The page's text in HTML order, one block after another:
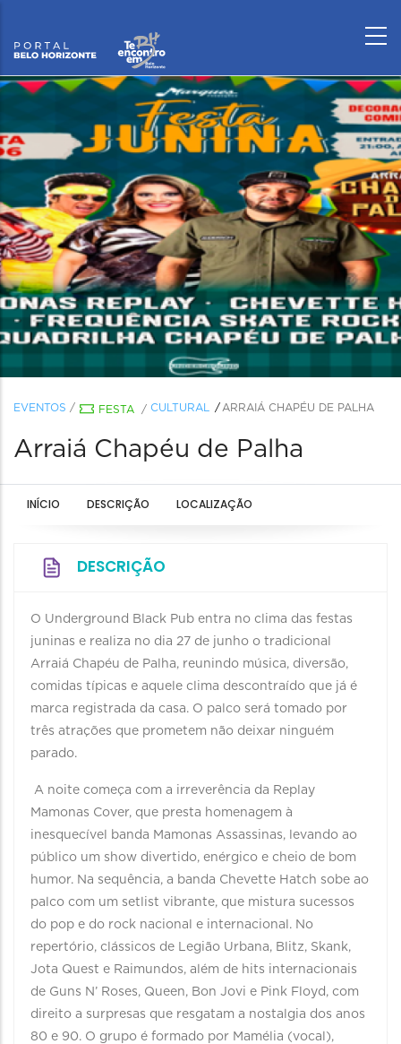
EVENTOS / FESTA / CULTURAL ARRAIÁ CHAPÉU DE PALHA
Arraiá Chapéu de Palha
INÍCIO DESCRIÇÃO LOCALIZAÇÃO
DESCRIÇÃO
O Underground Black Pub entra no clima das festas
juninas e realiza no dia 27 de junho o tradicional
Arraiá Chapéu de Palha, reunindo música, diversão,
comidas típicas e aquele clima descontraído que já é
marca registrada da casa. O palco será tomado por
três atrações que prometem não deixar ninguém
parado.
A noite começa com a irreverência da Replay
Mamonas Cover, que presta homenagem à
inesquecível banda Mamonas Assassinas, levando ao
público um show divertido, enérgico e cheio de bom
humor. Na sequência, a banda Chevette Hatch sobe ao
palco com um setlist vibrante, que mistura sucessos
do pop e do rock nacional e internacional. No
repertório, clássicos de Legião Urbana, Blitz, Skank,
Jota Quest e Raimundos, além de hits internacionais
de Guns N’ Roses, Queen, Bon Jovi e Pink Floyd, com
direito a surpresas que resgatam a nostalgia dos anos
80 e 90. O grupo é formado por Mamélia (vocal),